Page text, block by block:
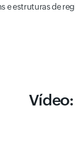
e estruturas de